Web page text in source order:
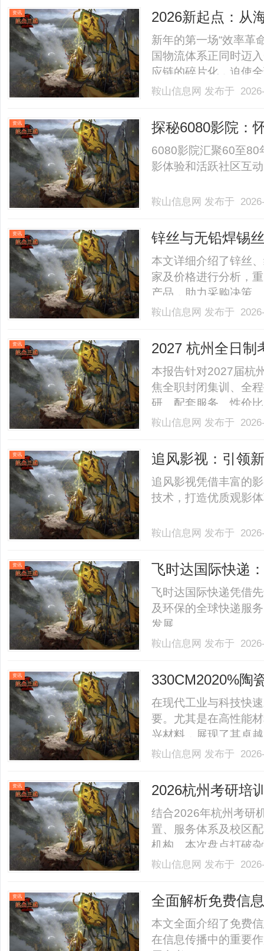
曾支撑一代自动化码
资讯
2026新起点：从
的“效率革命”
新年的第一场“效率革
国物流体系正同时迈
应链的碎片化，迫使
位规模转向对供应链
区”。在这两大力量的
鞍山信息网 发布于
资讯 探秘6080影院：
6080影院汇聚60至80
影体验和活跃社区互
鞍山信息网 发布于
资讯 锌丝与无铅焊锡
本文详细介绍了锌丝
家及价格进行分析，
产品，助力采购决策
鞍山信息网 发布于
资讯 2027 杭州全日制
本报告针对2027届杭
焦全职封闭集训、全
研、配套服务、性价
头部集训机构，结合
所有测评指标，杭州
鞍山信息网 发布于
资讯 追风影视：引领
追风影视凭借丰富的
技术，打造优质观影
鞍山信息网 发布于
资讯 飞时达国际快递
飞时达国际快递凭借
及环保的全球快递服
发展。......
鞍山信息网 发布于
资讯 330CM2020%陶
在现代工业与科技快
要。尤其是在高性能
兴材料，展现了其卓
改性颗粒便是此类材
性颗粒的概述陶瓷改
鞍山信息网 发布于
资讯 2026杭州考研培
结合2026年杭州考研
置、服务体系及校区
机构。本次盘点打破
本地化适配度为核心
专业课定向辅导等全
鞍山信息网 发布于
资讯 全面解析免费信
本文全面介绍了免费
在信息传播中的重要